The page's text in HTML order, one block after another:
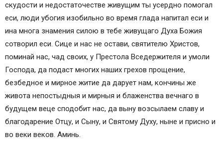
скудости и недостаточестве живущим ты усердно помогал
еси, люди убогия изобильно во время глада напитал еси и
ина многа знамения силою в тебе живущаго Духа Божия
сотворил еси. Сице и нас не остави, святителю Христов,
поминай нас, чад своих, у Престола Вседержителя и умоли
Господа, да подаст многих наших грехов прощение,
безбедное и мирное житие да дарует нам, кончины же
живота непостыдныя и мирныя и блаженства вечнаго в
будущем веце сподобит нас, да выну возсылаем славу и
благодарение Отцу, и Сыну, и Святому Духу, ныне и присно и
во веки веков. Аминь.